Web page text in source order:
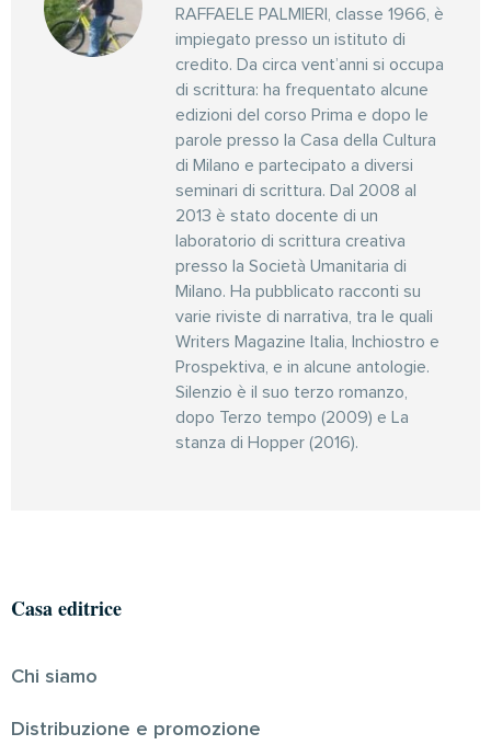
RAFFAELE PALMIERI, classe 1966, è
impiegato presso un istituto di
credito. Da circa vent’anni si occupa
di scrittura: ha frequentato alcune
edizioni del corso Prima e dopo le
parole presso la Casa della Cultura
di Milano e partecipato a diversi
seminari di scrittura. Dal 2008 al
2013 è stato docente di un
laboratorio di scrittura creativa
presso la Società Umanitaria di
Milano. Ha pubblicato racconti su
varie riviste di narrativa, tra le quali
Writers Magazine Italia, Inchiostro e
Prospektiva, e in alcune antologie.
Silenzio è il suo terzo romanzo,
dopo Terzo tempo (2009) e La
stanza di Hopper (2016).
Casa editrice
Chi siamo
Distribuzione e promozione